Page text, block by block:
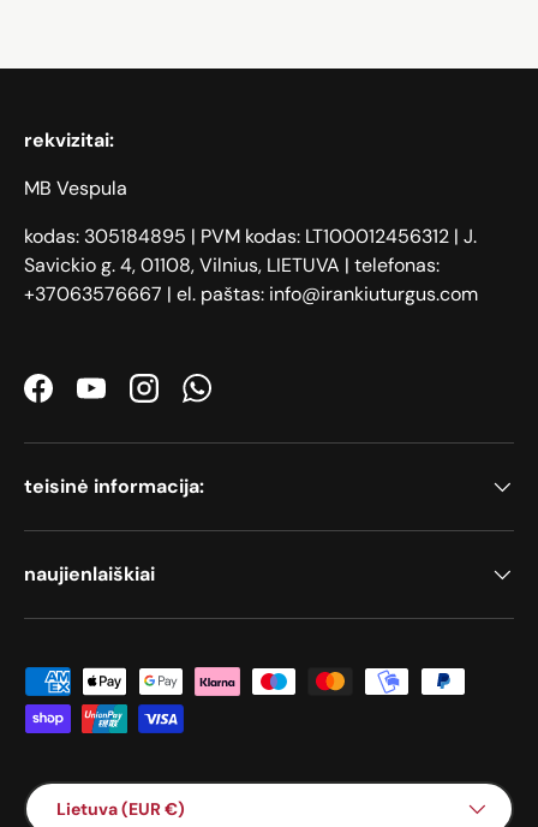
rekvizitai:
MB Vespula
kodas: 305184895 | PVM kodas: LT100012456312 | J.
Savickio g. 4, 01108, Vilnius, LIETUVA | telefonas:
+37063576667 | el. paštas: info@irankiuturgus.com
FacebookYouTubeInstagramWhatsApp
teisinė informacija:
naujienlaiškiai
Priimami mokėjimo būdai
Šalis / Regionas
Lietuva (EUR €)